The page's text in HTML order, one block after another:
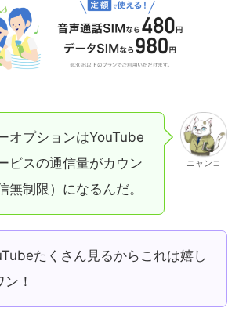
オプションはYouTube
ビスの通信量がカウン
無制限）になるんだ。
ニャンコ
たくさん見るからこれは嬉し
ン！